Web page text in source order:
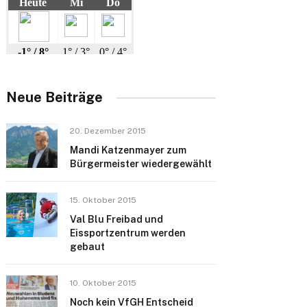
Neue Beiträge
20. Dezember 2015
Mandi Katzenmayer zum
Bürgermeister wiedergewählt
15. Oktober 2015
Val Blu Freibad und
Eissportzentrum werden
gebaut
10. Oktober 2015
Noch kein VfGH Entscheid